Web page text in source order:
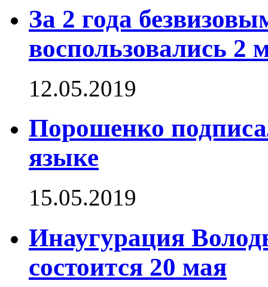
За 2 года
воспользовались 2
12.05.2019
Порошенко
языке
15.05.2019
Инаугурация
состоится 20 мая